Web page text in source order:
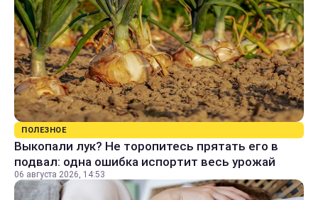
ПОЛЕЗНОЕ
Выкопали лук? Не торопитесь прятать его в
подвал: одна ошибка испортит весь урожай
06 августа 2026, 14:53